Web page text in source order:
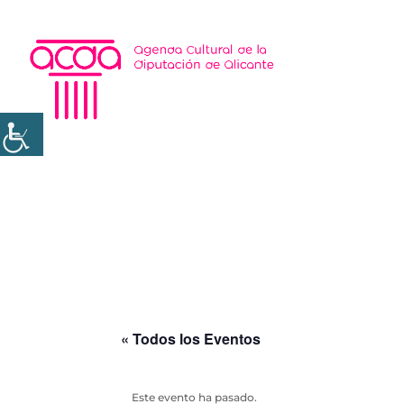
« Todos los Eventos
Este evento ha pasado.